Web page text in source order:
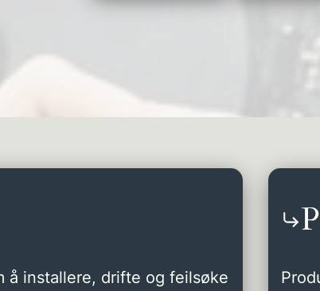
å installere, drifte og feilsøke